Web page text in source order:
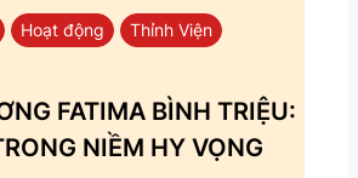
Hoạt động
Thỉnh Viện
FATIMA BÌNH TRIỆU:
NIỀM HY VỌNG